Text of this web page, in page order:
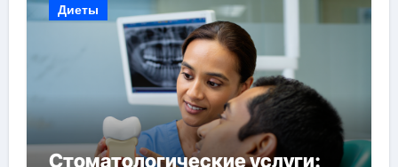
Диеты
Стоматологические услуги: